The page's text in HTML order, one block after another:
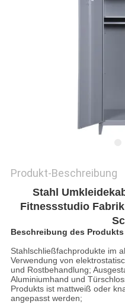
Produkt-Beschreibung
Stahl
Fitnessstudio
Beschreibung des Produkts
Stahlschließfachprodukte im
Verwendung von
und Rostbehandlung;
Aluminiumhand und
Produkts ist mattweiß oder
angepasst werden;